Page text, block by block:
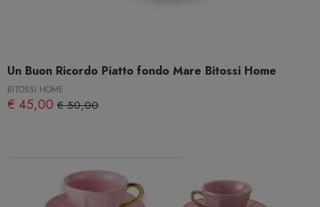
Un Buon Ricordo Piatto fondo Mare Bitossi Home
BITOSSI HOME
€ 45,00 € 50,00